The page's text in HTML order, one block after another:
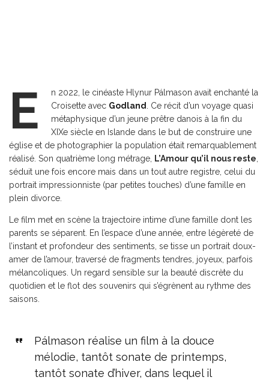
E
n 2022, le cinéaste Hlynur Pálmason avait enchanté la
Croisette avec Godland
Ce récit d’un voyage quasi
métaphysique d’un jeune prêtre danois à la fin du
XIXe siècle en Islande dans le but de construire une
église et de photographier la population était remarquablement
réalisé. Son quatrième long métrage,
L’Amour qu’il nous reste
séduit une fois encore mais dans un tout autre registre, celui du
portrait impressionniste (par petites touches) d’une famille en
plein divorce.
Le film met en scène la trajectoire intime d’une famille dont les
parents se séparent. En l’espace d’une année, entre légèreté de
l’instant et profondeur des sentiments, se tisse un portrait doux-
amer de l’amour, traversé de fragments tendres, joyeux, parfois
mélancoliques. Un regard sensible sur la beauté discrète du
quotidien et le flot des souvenirs qui s’égrènent au rythme des
saisons.
Pálmason réalise un film à la douce
mélodie, tantôt sonate de printemps,
tantôt sonate d’hiver, dans lequel il